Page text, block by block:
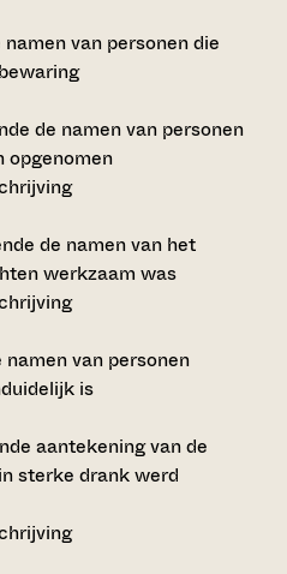
van personen die
de namen van personen
opgenomen
de namen van het
werkzaam was
van personen
is
aantekening van de
sterke drank werd